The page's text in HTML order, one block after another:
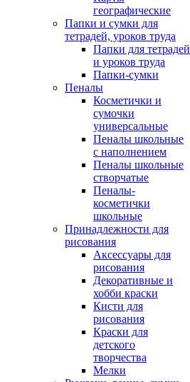
географические
Папки и сумки для
тетрадей, уроков труда
Папки для тетрадей
и уроков труда
Папки-сумки
Пеналы
Косметички и
сумочки
универсальные
Пеналы школьные
с наполнением
Пеналы школьные
створчатые
Пеналы-
косметички
школьные
Принадлежности для
рисования
Аксессуары для
рисования
Декоративные и
хобби краски
Кисти для
рисования
Краски для
детского
творчества
Мелки